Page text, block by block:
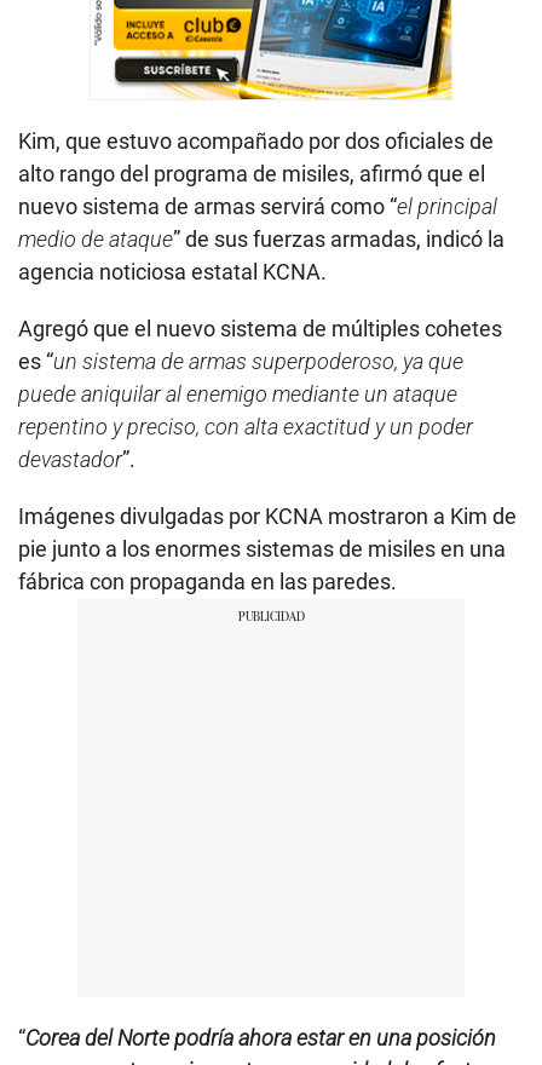
Kim, que estuvo acompañado por dos oficiales de
alto rango del programa de misiles, afirmó que el
nuevo sistema de armas servirá como “el principal
medio de ataque” de sus fuerzas armadas, indicó la
agencia noticiosa estatal KCNA.
Agregó que el nuevo sistema de múltiples cohetes
es “un sistema de armas superpoderoso, ya que
puede aniquilar al enemigo mediante un ataque
repentino y preciso, con alta exactitud y un poder
devastador”.
Imágenes divulgadas por KCNA mostraron a Kim de
pie junto a los enormes sistemas de misiles en una
fábrica con propaganda en las paredes.
“Corea del Norte podría ahora estar en una posición